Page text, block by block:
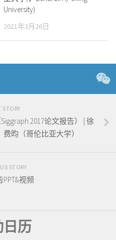
University)
2021年3月26日
STORY
Siggraph 2017论文报告） | 徐
昀（哥伦比亚大学）
STORY
视频
历